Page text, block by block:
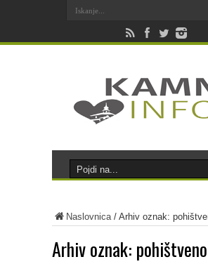
Naslovnica/ Arhiv oznak:
Arhiv oznak: